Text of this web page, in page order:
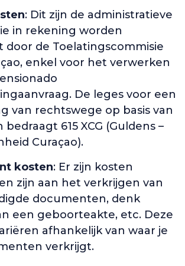
: Dit zijn de administratieve
in rekening worden
door de Toelatingscommisie
enkel voor het verwerken
De leges voor een
van rechtswege op basis van
bedraagt 615 XCG (Guldens –
Curaçao).
kosten: Er zijn kosten
zijn aan het verkrijgen van
documenten, denk
een geboorteakte, etc. Deze
afhankelijk van waar je
verkrijgt.